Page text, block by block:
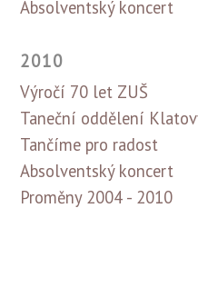
Absolventský koncert
2010
Výročí 70 let ZUŠ
Taneční oddělení
Tančíme pro radost
Absolventský koncert
Proměny 2004 - 2010